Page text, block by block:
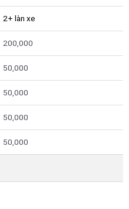
2+ làn xe
200,000
50,000
50,000
50,000
50,000